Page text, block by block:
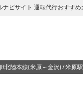
ビサイト 運転代行おすす
JR北陸本線(米原～金沢) 米原